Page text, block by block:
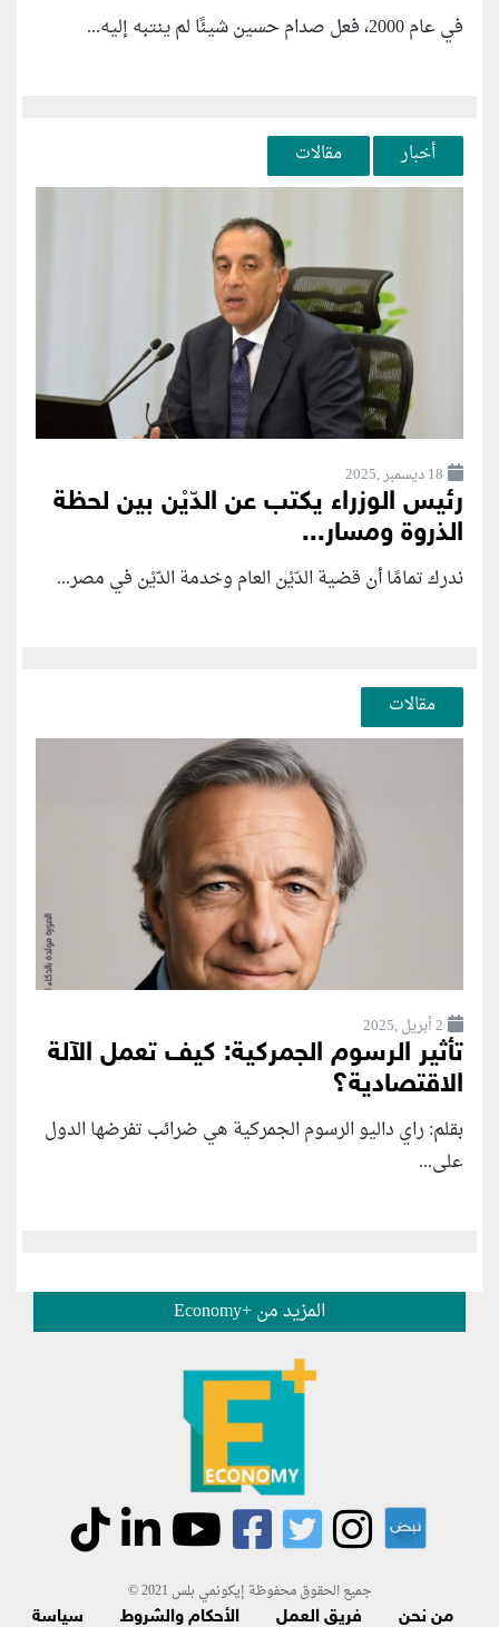
في عام 2000، فعل صدام حسين شيئًا لم ينتبه إليه...
أخبار مقالات
18 ديسمبر ,2025
رئيس الوزراء يكتب عن الدّيْن بين لحظة
الذروة ومسار...
ندرك تمامًا أن قضية الدّيْن العام وخدمة الدّيْن في مصر...
مقالات
2 أبريل ,2025
تأثير الرسوم الجمركية: كيف تعمل الآلة
الاقتصادية؟
بقلم: راي داليو الرسوم الجمركية هي ضرائب تفرضها الدول
على...
المزيد من +Economy
جميع الحقوق محفوظة إيكونمي بلس 2021 ©
من نحن فريق العمل الأحكام والشروط سياسة